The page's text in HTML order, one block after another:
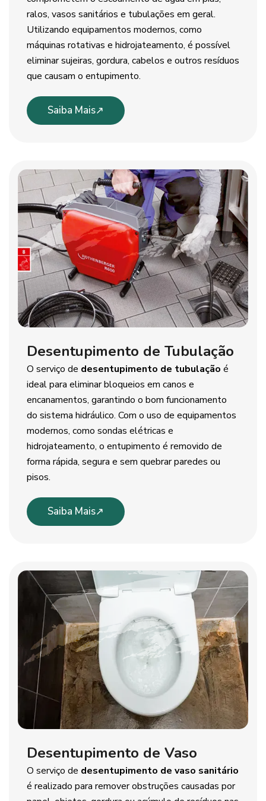
ralos, vasos sanitários e tubulações em geral.
Utilizando equipamentos modernos, como
máquinas rotativas e hidrojateamento, é possível
eliminar sujeiras, gordura, cabelos e outros resíduos
que causam o entupimento.
Saiba Mais
Desentupimento de Tubulação
O serviço de desentupimento de tubulação é
ideal para eliminar bloqueios em canos e
encanamentos, garantindo o bom funcionamento
do sistema hidráulico. Com o uso de equipamentos
modernos, como sondas elétricas e
hidrojateamento, o entupimento é removido de
forma rápida, segura e sem quebrar paredes ou
pisos.
Saiba Mais
Desentupimento de Vaso
O serviço de desentupimento de vaso sanitário
é realizado para remover obstruções causadas por